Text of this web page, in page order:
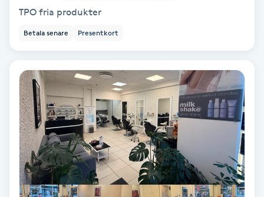
Melasma
Mesoterapi
MicroPen
Microshading
TPO fria produkter
Betala senare Presentkort